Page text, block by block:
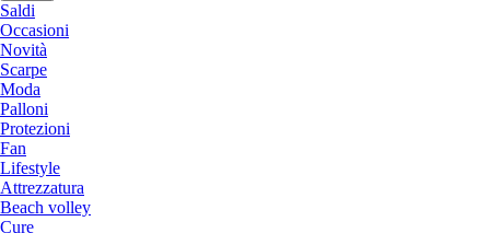
Saldi
Occasioni
Novità
Scarpe
Moda
Palloni
Protezioni
Fan
Lifestyle
Attrezzatura
Beach volley
Cure